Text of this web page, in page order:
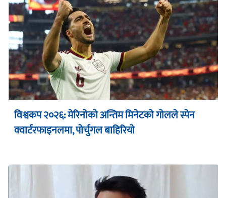
विश्वकप २०२६: मेरिनोको अन्तिम मिनेटको गोलले स्पेन
क्वार्टरफाइनलमा, पोर्चुगल बाहिरियो